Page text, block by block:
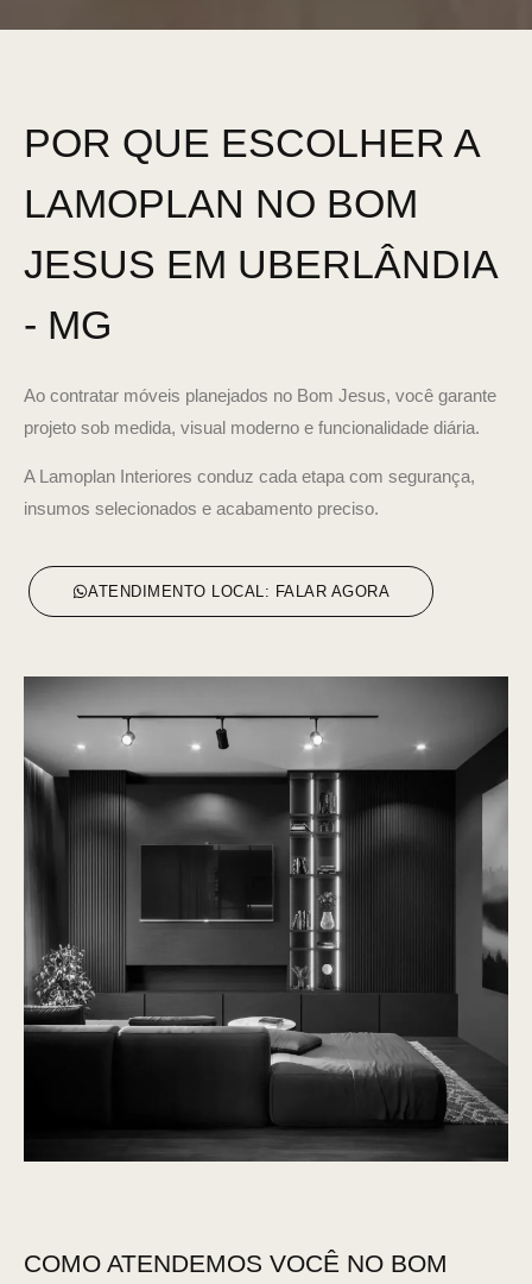
POR QUE ESCOLHER A
LAMOPLAN NO BOM
JESUS EM UBERLÂNDIA
- MG
Ao contratar móveis planejados no Bom Jesus, você garante
projeto sob medida, visual moderno e funcionalidade diária.
A Lamoplan Interiores conduz cada etapa com segurança,
insumos selecionados e acabamento preciso.
ATENDIMENTO LOCAL: FALAR AGORA
COMO ATENDEMOS VOCÊ NO BOM